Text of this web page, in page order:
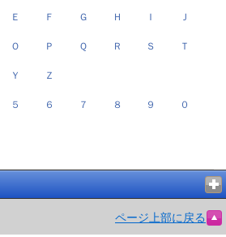
Ｅ Ｆ Ｇ Ｈ Ｉ Ｊ
Ｏ Ｐ Ｑ Ｒ Ｓ Ｔ
Ｙ Ｚ
５ ６ ７ ８ ９ ０
ページ上部に戻る